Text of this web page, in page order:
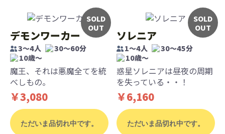
SOLD
OUT
デモンワーカー
3～4人
30～60分
10歳〜
魔王、それは悪魔全てを統
べしもの。
￥3,080
ただいま品切れ中です。
SOLD
OUT
ソレニア
1～4人
30～45分
10歳〜
惑星ソレニアは昼夜の周期
を失っている・・！
￥6,160
ただいま品切れ中です。